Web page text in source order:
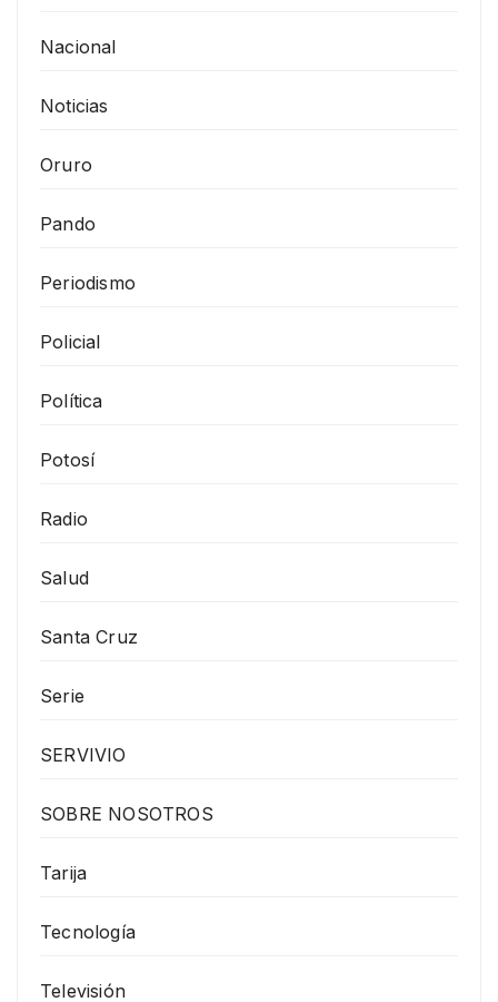
Nacional
Noticias
Oruro
Pando
Periodismo
Policial
Política
Potosí
Radio
Salud
Santa Cruz
Serie
SERVIVIO
SOBRE NOSOTROS
Tarija
Tecnología
Televisión